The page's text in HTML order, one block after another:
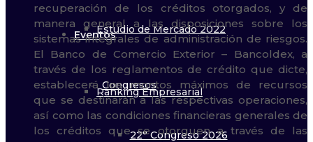
Eventos
Congresos
22° Congreso 2026
Estudio de Mercado 2022
Ranking Empresarial